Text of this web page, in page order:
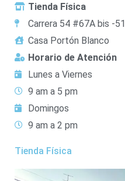
Tienda Física
Carrera 54 #67A bis -51
Casa Portón Blanco
Horario de Atención
Lunes a Viernes
9 am a 5 pm
Domingos
9 am a 2 pm
Tienda Física